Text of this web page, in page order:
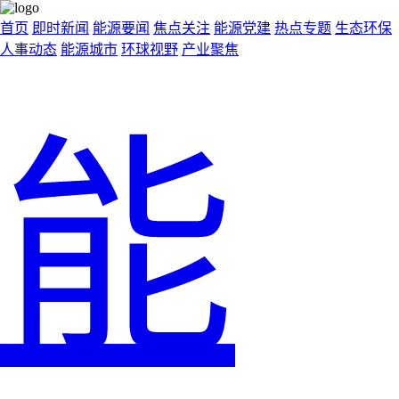
首页 即时新闻 能源要闻 焦点关注 能源党建 热点专题 生态环保
人事动态 能源城市 环球视野 产业聚焦
能